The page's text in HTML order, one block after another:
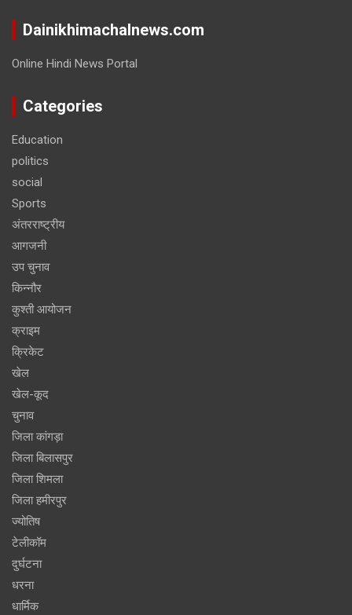
Dainikhimachalnews.com
Online Hindi News Portal
Categories
Education
politics
social
Sports
अंतरराष्ट्रीय
आगजनी
उप चुनाव
किन्नौर
कुश्ती आयोजन
क्राइम
क्रिकेट
खेल
खेल-कूद
चुनाव
जिला कांगड़ा
जिला बिलासपुर
जिला शिमला
जिला हमीरपुर
ज्योतिष
टेलीकॉम
दुर्घटना
धरना
धार्मिक